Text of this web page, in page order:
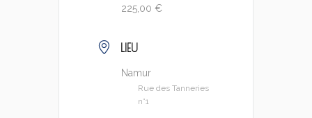
225,00 €
LIEU
Namur
Rue des Tanneries
n°1